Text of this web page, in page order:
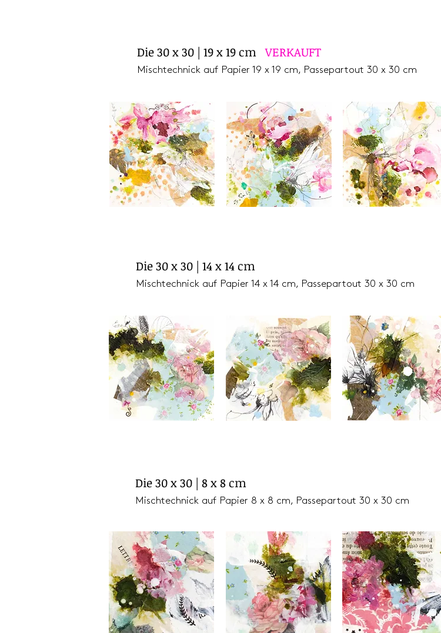
Die 30 x 30 | 19 x 19 cmVERKAUFT
Mischtechnick auf Papier 19 x 19 cm, Passepartout 30 x 30 cm
Die 30 x 30 | 14 x 14 cm
Mischtechnick auf Papier 14 x 14 cm, Passepartout 30 x 30 cm
Die 30 x 30 | 8 x 8 cm
Mischtechnick auf Papier 8 x 8 cm, Passepartout 30 x 30 cm